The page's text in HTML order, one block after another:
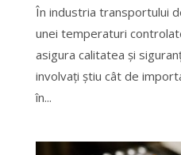
În industria transportului
unei temperaturi
asigura calitatea și
involvați știu cât de
în...